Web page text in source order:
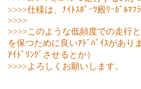
>>>>仕様は、ﾅｲﾄｽﾎﾟｰﾂ殿ﾘｰｶﾞﾙﾏ
>>>>
>>>>このような低頻度での走行
を保つために良いｱﾄﾞﾊﾞｲｽがあ
ｱｲﾄﾞﾘﾝｸﾞさせるとか）
>>>>よろしくお願いします。